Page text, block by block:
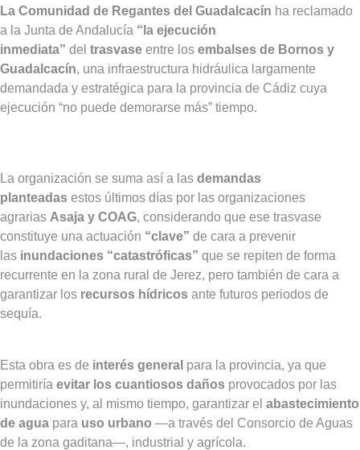
La Comunidad de Regantes del Guadalcacín ha reclamado
a la Junta de Andalucía “la ejecución
inmediata” del trasvase entre los embalses de Bornos y
Guadalcacín, una infraestructura hidráulica largamente
demandada y estratégica para la provincia de Cádiz cuya
ejecución “no puede demorarse más” tiempo.
La organización se suma así a las demandas
planteadas estos últimos días por las organizaciones
agrarias Asaja y COAG, considerando que ese trasvase
constituye una actuación “clave” de cara a prevenir
las inundaciones “catastróficas” que se repiten de forma
recurrente en la zona rural de Jerez, pero también de cara a
garantizar los recursos hídricos ante futuros periodos de
sequía.
Esta obra es de interés general para la provincia, ya que
permitiría evitar los cuantiosos daños provocados por las
inundaciones y, al mismo tiempo, garantizar el abastecimiento
de agua para uso urbano —a través del Consorcio de Aguas
de la zona gaditana—, industrial y agrícola.